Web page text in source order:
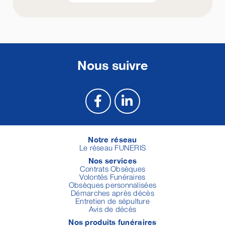
Nous suivre
Notre réseau
Le réseau FUNERIS
Nos services
Contrats Obsèques
Volontés Funéraires
Obsèques personnalisées
Démarches après décès
Entretien de sépulture
Avis de décès
Nos produits funéraires